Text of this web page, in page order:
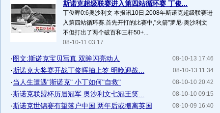
斯诺克超级联赛进入第四站循环赛 丁俊...
丁俊晖0:6奥沙利文 本报讯10日,2008年斯诺克超级联赛进
入第四站循环赛.首先开打的比赛中,"火箭"罗尼·奥沙利文
不但打出了两个破百和三杆50+...
08-10-11 03:17
08-10-13 17:46
·图文:斯诺克宝贝写真 双眸闪亮动人
08-10-13 11:34
·斯诺克大奖赛开战丁俊晖抽上签 明晚迎战...
08-10-10 20:42
·当人生遭遇"斯诺克" 小丁如何"自救"
08-10-10 09:15
·斯诺克联盟杯历届冠军 奥沙利文七冠王笑...
08-10-09 16:40
·斯诺克世锦赛有望落户中国 两年后或搬离英国